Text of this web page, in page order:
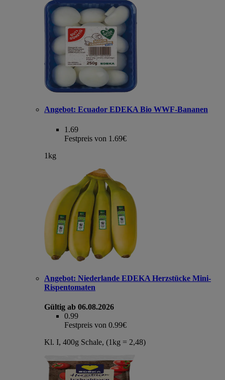
Angebot: Ecuador EDEKA Bio WWF-Bananen
1.69
Festpreis von 1.69€
1kg
Angebot: Niederlande EDEKA Herzstücke Mini-
Rispentomaten
Gültig ab 06.08.2026
0.99
Festpreis von 0.99€
Kl. I, 400g Schale, (1kg = 2,48)